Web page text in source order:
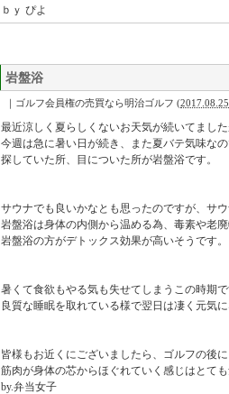
ｂｙ ぴよ
岩盤浴
｜ゴルフ会員権の売買なら明治ゴルフ (
最近涼しく夏らしくないお天気が続いてました
今週は急に暑い日が続き、また夏バテ気味な
探していた所、目についた所が岩盤浴です。
サウナでも良いかなとも思ったのですが、サ
岩盤浴は身体の内側から温める為、毒素や老
岩盤浴の方がデトックス効果が高いそうです。
暑くて食欲もやる気も失せてしまうこの時期
良質な睡眠を取れている様で翌日は凄く元気に
皆様もお近くにございましたら、ゴルフの後に
筋肉が身体の芯からほぐれていく感じはとても
by.弁当女子